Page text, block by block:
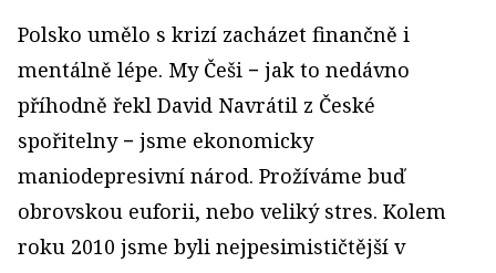
Polsko umělo s krizí zacházet finančně i
mentálně lépe. My Češi − jak to nedávno
příhodně řekl David Navrátil z České
spořitelny − jsme ekonomicky
maniodepresivní národ. Prožíváme buď
obrovskou euforii, nebo veliký stres. Kolem
roku 2010 jsme byli nejpesimističtější v